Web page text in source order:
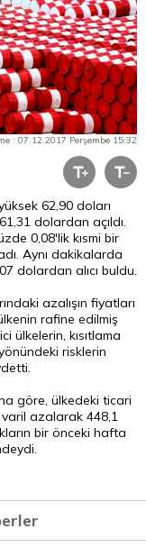
: 07.12.2017 Perşembe 15:32
62,90 doları
dolardan açıldı.
0,08'lik kısmi bir
Aynı dakikalarda
dolardan alıcı buldu.
azalışın fiyatları
rafine edilmiş
ülkelerin, kısıtlama
risklerin
göre, ülkedeki ticari
azalarak 448,1
bir önceki hafta